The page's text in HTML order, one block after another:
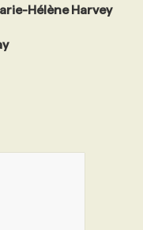
Hélène Harvey